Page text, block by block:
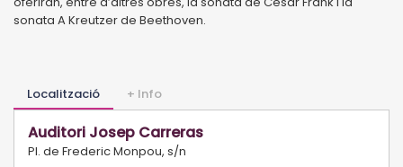
sonata A Kreutzer de Beethoven.
Localització + Info
Auditori Josep Carreras
Pl. de Frederic Monpou, s/n